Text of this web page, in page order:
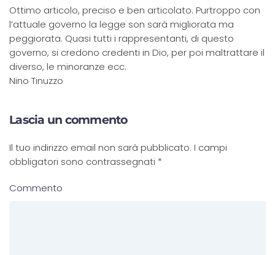
Ottimo articolo, preciso e ben articolato. Purtroppo con
l’attuale governo la legge son sarà migliorata ma
peggiorata. Quasi tutti i rappresentanti, di questo
governo, si credono credenti in Dio, per poi maltrattare il
diverso, le minoranze ecc.
Nino Tinuzzo
Lascia un commento
Il tuo indirizzo email non sarà pubblicato. I campi
obbligatori sono contrassegnati *
Commento